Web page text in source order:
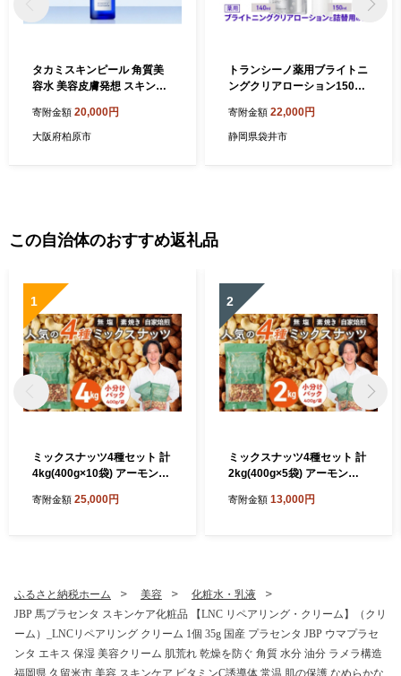
タカミスキンピール 角質美
容水 美容皮膚発想 スキンケ
スキンピール 角質ケア 美容
液 肌荒れ ザラつき 敏感肌 T
寄附金額 20,000円
大阪府柏原市
トランシーノ薬用ブライトニ
ングクリアローション150m
スキンケア 美白 美容液 保湿
肌荒れ防止 うるおい しみ・
寄附金額 22,000円
静岡県袋井市
この自治体のおすすめ返礼品
1
ミックスナッツ4種セット 計
4kg(400g×10袋) アーモン
み・マカダミアナッツ_Ca53
寄附金額 25,000円
2
ミックスナッツ4種セット 計
2kg(400g×5袋) アーモン
み・マカダミアナッツ_Ca53
寄附金額 13,000円
ふるさと納税ホーム 美容
化粧水・乳液
JBP 馬プラセンタ スキンケア化粧品 【LNC リペアリング・クリーム】（クリ
ーム）_LNCリペアリング クリーム 1個 35g 国産 プラセンタ JBP ウマプラセ
ンタ エキス 保湿 美容クリーム 肌荒れ 乾燥を防ぐ 角質 水分 油分 ラメラ構造